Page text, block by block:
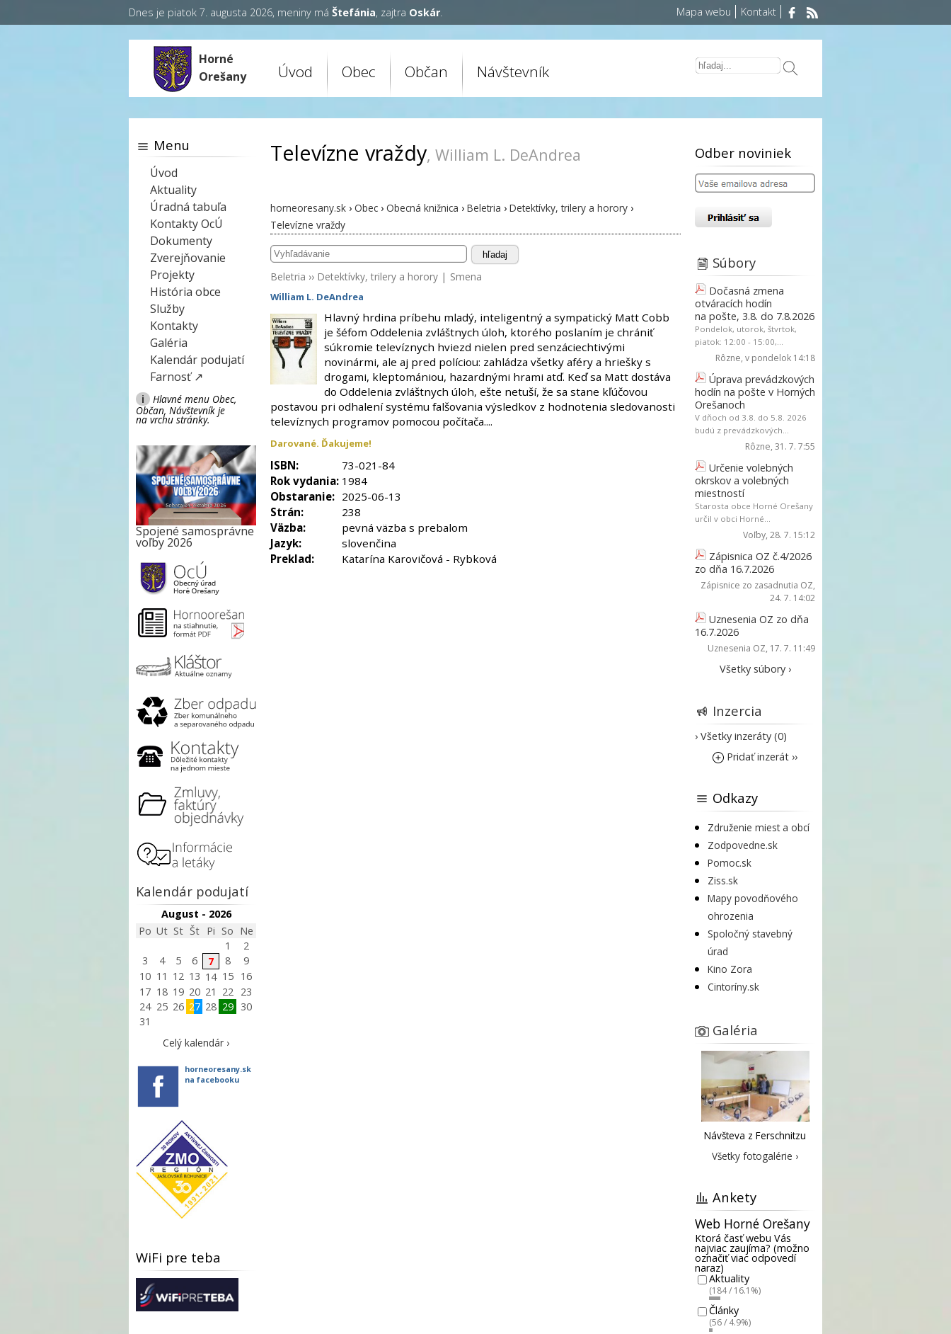
Dnes je piatok 7. augusta 2026, meniny má Štefánia, zajtra Oskár. Mapa webu Kontakt
Horné
Orešany
Úvod Obec Občan Návštevník
Televízne vraždy, William L. DeAndrea
horneoresany.sk › Obec › Obecná knižnica › Beletria › Detektívky, trilery a horory ›
Televízne vraždy
hľadaj
Beletria ›› Detektívky, trilery a horory | Smena
William L. DeAndrea
Hlavný hrdina príbehu mladý, inteligentný a sympatický Matt Cobb
je šéfom Oddelenia zvláštnych úloh, ktorého poslaním je chrániť
súkromie televíznych hviezd nielen pred senzáciechtivými
novinármi, ale aj pred políciou: zahládza všetky aféry a hriešky s
drogami, kleptomániou, hazardnými hrami atď. Keď sa Matt dostáva
do Oddelenia zvláštnych úloh, ešte netuší, že sa stane kľúčovou
postavou pri odhalení systému falšovania výsledkov z hodnotenia sledovanosti
televíznych programov pomocou počítača....
Darované. Ďakujeme!
ISBN:
73-021-84
Rok vydania: 1984
Obstaranie: 2025-06-13
Strán:
238
Väzba:
pevná väzba s prebalom
Jazyk:
slovenčina
Preklad:
Katarína Karovičová - Rybková
Menu
Úvod
Aktuality
Úradná tabuľa
Kontakty OcÚ
Dokumenty
Zverejňovanie
Projekty
História obce
Služby
Kontakty
Galéria
Kalendár podujatí
Farnosť ↗
i
Hlavné menu Obec,
Občan, Návštevník je
na vrchu stránky.
Spojené samosprávne
voľby 2026
Kalendár podujatí
August - 2026
Po Ut St Št Pi So Ne
1
2
3
4 5 6 7 8
9
10 11 12 13 14 15
16
17 18 19 20 21 22
23
24 25 26 27 28 29
30
31
Celý kalendár ›
horneoresany.sk
na facebooku
WiFi pre teba
Odber noviniek
Súbory
Dočasná zmena
otváracích hodín
na pošte, 3.8. do 7.8.2026
Pondelok, utorok, štvrtok,
piatok: 12:00 - 15:00,...
Rôzne, v pondelok 14:18
Úprava prevádzkových
hodín na pošte v Horných
Orešanoch
V dňoch od 3.8. do 5.8. 2026
budú z prevádzkových...
Rôzne, 31. 7. 7:55
Určenie volebných
okrskov a volebných
miestností
Starosta obce Horné Orešany
určil v obci Horné...
Voľby, 28. 7. 15:12
Zápisnica OZ č.4/2026
zo dňa 16.7.2026
Zápisnice zo zasadnutia OZ,
24. 7. 14:02
Uznesenia OZ zo dňa
16.7.2026
Uznesenia OZ, 17. 7. 11:49
Všetky súbory ›
Inzercia
› Všetky inzeráty (0)
Pridať inzerát ››
Odkazy
Združenie miest a obcí
Zodpovedne.sk
Pomoc.sk
Ziss.sk
Mapy povodňového
ohrozenia
Spoločný stavebný
úrad
Kino Zora
Cintoríny.sk
Galéria
Návšteva z Ferschnitzu
Všetky fotogalérie ›
Ankety
Web Horné Orešany
Ktorá časť webu Vás
najviac zaujíma? (možno
označiť viac odpovedí
naraz)
Aktuality
(184 / 16.1%)
Články
(56 / 4.9%)